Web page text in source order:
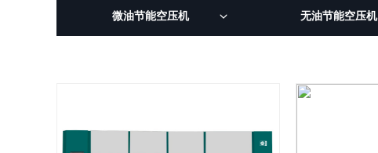
微油节能空压机 无油节能空压机